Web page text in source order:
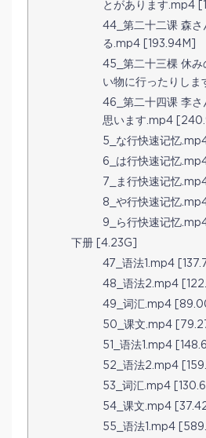
とがあります.mp4
44_第二十二课 森さ
る.mp4 [193.94M]
45_第二十三棵 休み
い物に行ったりしま
46_第二十四课 李さ
思います.mp4
5_な行快速记忆
6_は行快速记忆
7_ま行快速记忆
8_や行快速记忆
9_ら行快速记忆
下册 [4.23G]
47_语法1.mp4
48_语法2.mp4
49_词汇.mp4
50_课文.mp4
51_语法1.mp4
52_语法2.mp4
53_词汇.mp4
54_课文.mp4
55_语法1.mp4